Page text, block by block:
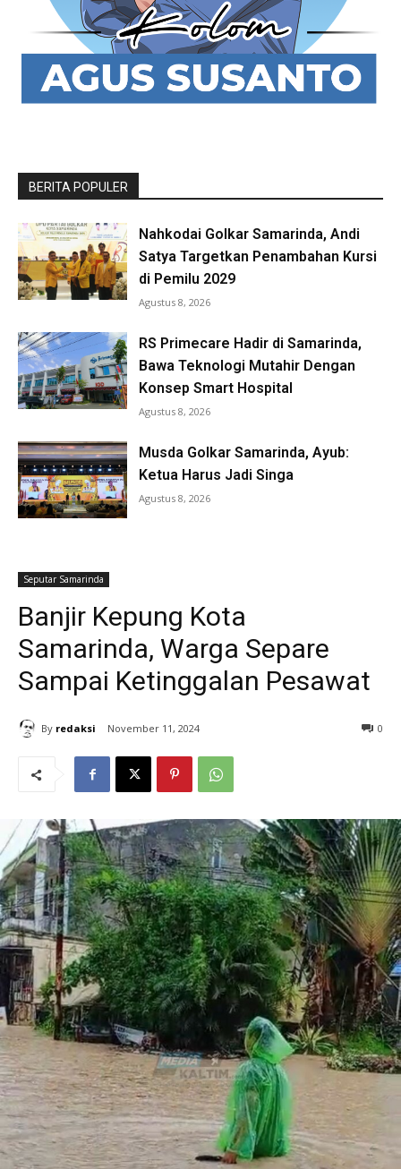
BERITA POPULER
Nahkodai Golkar Samarinda, Andi
Satya Targetkan Penambahan Kursi
di Pemilu 2029
Agustus 8, 2026
RS Primecare Hadir di Samarinda,
Bawa Teknologi Mutahir Dengan
Konsep Smart Hospital
Agustus 8, 2026
Musda Golkar Samarinda, Ayub:
Ketua Harus Jadi Singa
Agustus 8, 2026